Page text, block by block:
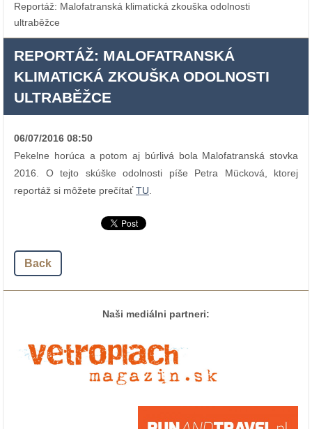
Reportáž: Malofatranská klimatická zkouška odolnosti
ultraběžce
REPORTÁŽ: MALOFATRANSKÁ
KLIMATICKÁ ZKOUŠKA ODOLNOSTI
ULTRABĚŽCE
06/07/2016 08:50
Pekelne horúca a potom aj búrlivá bola Malofatranská stovka
2016. O tejto skúške odolnosti píše Petra Mücková, ktorej
reportáž si môžete prečítaťTU
Back
Naši mediálni partneri: